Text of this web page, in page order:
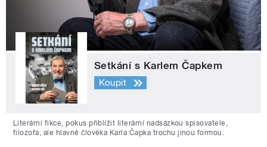
Setkání s Karlem Čapkem
Koupit
Literární fikce, pokus přiblížit literární nadsázkou spisovatele,
filozofa, ale hlavně člověka Karla Čapka trochu jinou formou.